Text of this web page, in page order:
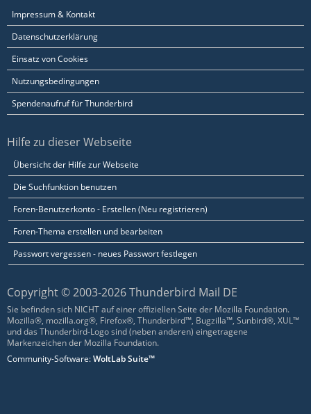
Impressum & Kontakt
Datenschutzerklärung
Einsatz von Cookies
Nutzungsbedingungen
Spendenaufruf für Thunderbird
Hilfe zu dieser Webseite
Übersicht der Hilfe zur Webseite
Die Suchfunktion benutzen
Foren-Benutzerkonto - Erstellen (Neu registrieren)
Foren-Thema erstellen und bearbeiten
Passwort vergessen - neues Passwort festlegen
Copyright © 2003-2026 Thunderbird Mail DE
Sie befinden sich NICHT auf einer offiziellen Seite der Mozilla Foundation.
Mozilla®, mozilla.org®, Firefox®, Thunderbird™, Bugzilla™, Sunbird®, XUL™
und das Thunderbird-Logo sind (neben anderen) eingetragene
Markenzeichen der Mozilla Foundation.
Community-Software:WoltLab Suite™